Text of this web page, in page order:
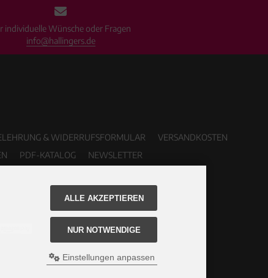
individuelle Wünsche oder Fragen
info@hallingers.de
& WIDERRUFSFORMULAR
VERSANDKOSTEN
PDF-KATALOG NEWSLETTER
ALLE AKZEPTIEREN
NUR NOTWENDIGE
Einstellungen anpassen